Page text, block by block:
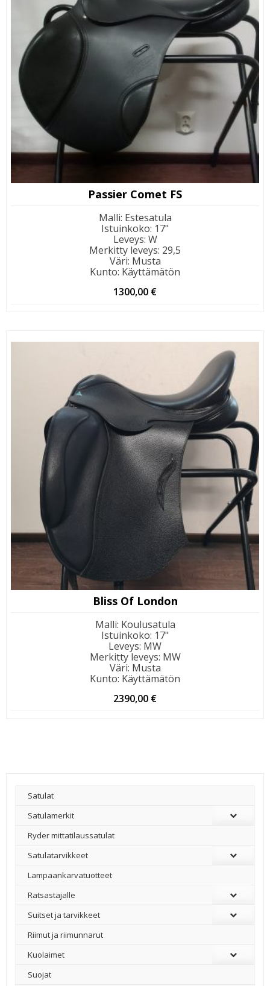
Passier Comet FS
Malli: Estesatula
Istuinkoko: 17"
Leveys: W
Merkitty leveys: 29,5
Väri: Musta
Kunto: Käyttämätön
1300,00 €
Bliss Of London
Malli: Koulusatula
Istuinkoko: 17"
Leveys: MW
Merkitty leveys: MW
Väri: Musta
Kunto: Käyttämätön
2390,00 €
Satulat
Satulamerkit
Ryder mittatilaussatulat
Satulatarvikkeet
–
Lampaankarvatuotteet
Ratsastajalle
Suitset ja tarvikkeet
Riimut ja riimunnarut
Kuolaimet
Suojat